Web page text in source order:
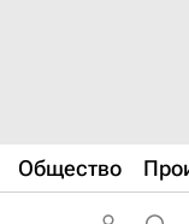
Общество